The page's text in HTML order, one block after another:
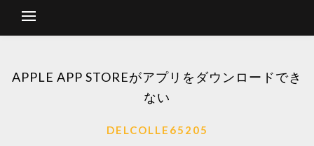
APPLE APP STOREがアプリをダウンロードでき
ない
DELCOLLE65205